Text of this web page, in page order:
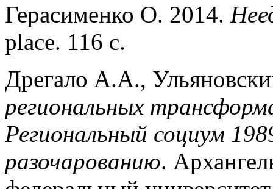
Герасименко О. 2014.
place. 116 с.
Дрегало А.А.,
региональных
Региональный социум
разочарованию.